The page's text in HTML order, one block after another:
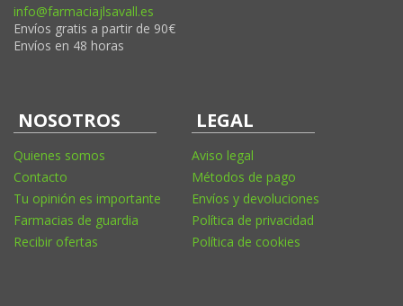
info@farmaciajlsavall.es
Envíos gratis a partir de 90€
Envíos en 48 horas
NOSOTROS
Quienes somos
Contacto
Tu opinión es importante
Farmacias de guardia
Recibir ofertas
LEGAL
Aviso legal
Métodos de pago
Envíos y devoluciones
Política de privacidad
Política de cookies